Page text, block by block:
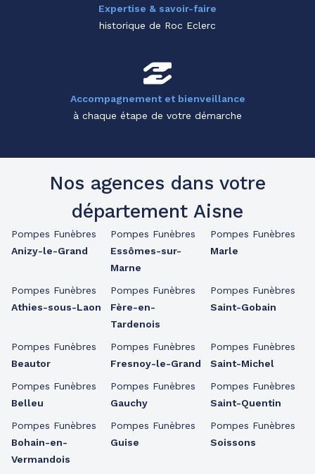
Expertise & savoir-faire
historique de Roc Eclerc
Accompagnement et bienveillance
à chaque étape de votre démarche
Nos agences dans votre
département Aisne
Pompes Funèbres
Anizy-le-Grand
Pompes Funèbres
Athies-sous-Laon
Pompes Funèbres
Beautor
Pompes Funèbres
Belleu
Pompes Funèbres
Bohain-en-
Vermandois
Pompes Funèbres
Essômes-sur-
Marne
Pompes Funèbres
Fère-en-
Tardenois
Pompes Funèbres
Fresnoy-le-Grand
Pompes Funèbres
Gauchy
Pompes Funèbres
Guise
Pompes Funèbres
Marle
Pompes Funèbres
Saint-Gobain
Pompes Funèbres
Saint-Michel
Pompes Funèbres
Saint-Quentin
Pompes Funèbres
Soissons